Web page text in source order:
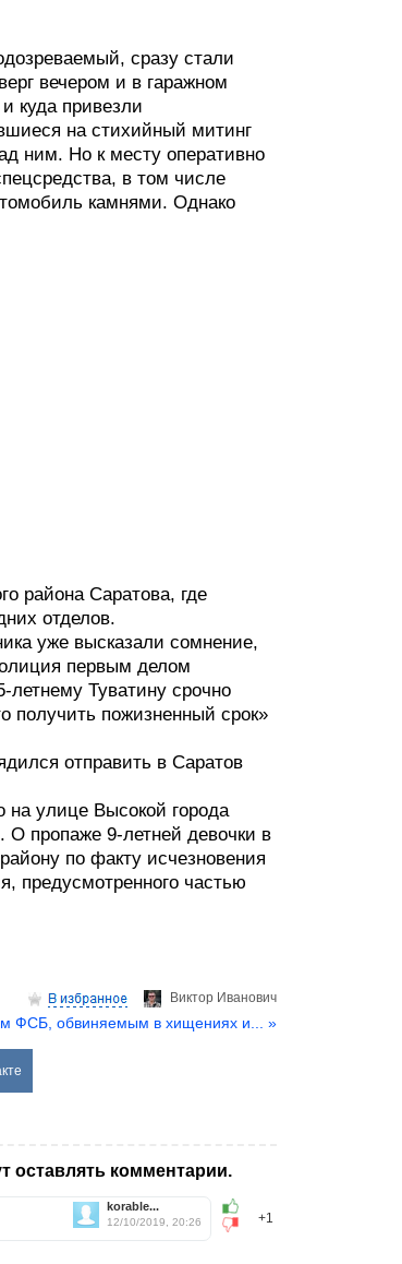
сразу стали
вечером и в гаражном
куда привезли
на стихийный митинг
ним. Но к месту оперативно
в том числе
камнями. Однако
района Саратова, где
отделов.
уже высказали сомнение,
первым делом
Туватину срочно
получить пожизненный срок»
отправить в Саратов
на улице Высокой города
пропаже 9-летней девочки в
по факту исчезновения
предусмотренного частью
Виктор Иванович
ФСБ, обвиняемым в хищениях и... »
оставлять комментарии.
+1
korable...
12/10/2019, 20:26